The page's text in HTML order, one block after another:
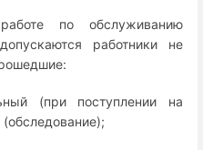
по обслуживанию
работники не
(при поступлении на